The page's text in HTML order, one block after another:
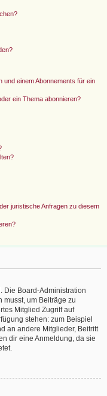
einem Abonnements für ein
ein Thema abonnieren?
juristische Anfragen zu diesem
Die Board-Administration
musst, um Beiträge zu
Mitglied Zugriff auf
stehen: zum Beispiel
an andere Mitglieder, Beitritt
dir eine Anmeldung, da sie